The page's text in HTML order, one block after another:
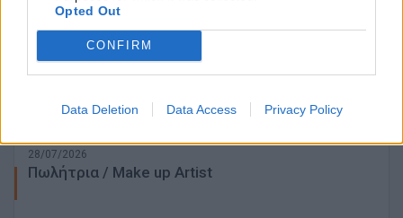
Opted Out
CONFIRM
Data Deletion Data Access Privacy Policy
ΚΟΛΩΝΑΚΙ | ΑΘΗΝΑ - ΑΤΤΙΚΗ
Πλήρης απασχόληση
28/07/2026
Πωλήτρια / Make up Artist